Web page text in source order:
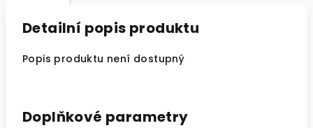
Detailní popis produktu
Popis produktu není dostupný
Doplňkové parametry